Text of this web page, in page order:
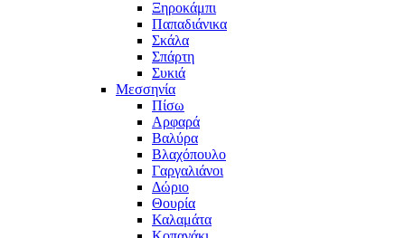
Ξηροκάμπι
Παπαδιάνικα
Σκάλα
Σπάρτη
Συκιά
Μεσσηνία
Πίσω
Αρφαρά
Βαλύρα
Βλαχόπουλο
Γαργαλιάνοι
Δώριο
Θουρία
Καλαμάτα